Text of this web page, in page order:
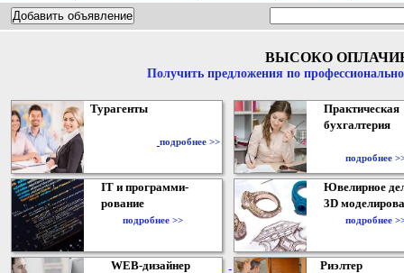
ВЫСОКО
Получить предложения по
Турагенты
подробнее >>
Практическая
бухгалтерия
подробнее
IT и программи-
рование
подробнее >>
Ювелирное
3D
подробнее
WEB-дизайнер Риэлтер